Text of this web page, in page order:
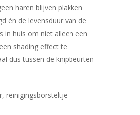
haren blijven plakken
én de levensduur van de
in huis om niet alleen een
shading effect te
dus tussen de knipbeurten
reinigingsborsteltje